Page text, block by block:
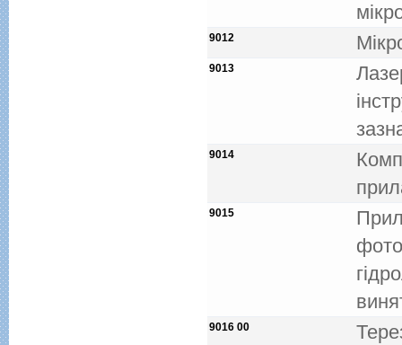
9012
9013
9014
9015
9016 00